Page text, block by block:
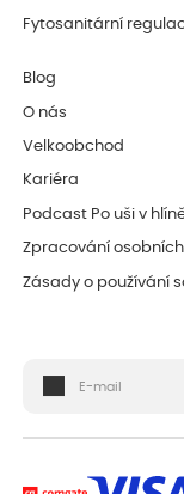
Fytosanitární
Blog
O nás
Velkoobchod
Kariéra
Podcast Po uši v
Zpracování
Zásady o používání